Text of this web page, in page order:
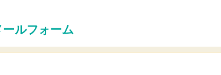
ルフォーム